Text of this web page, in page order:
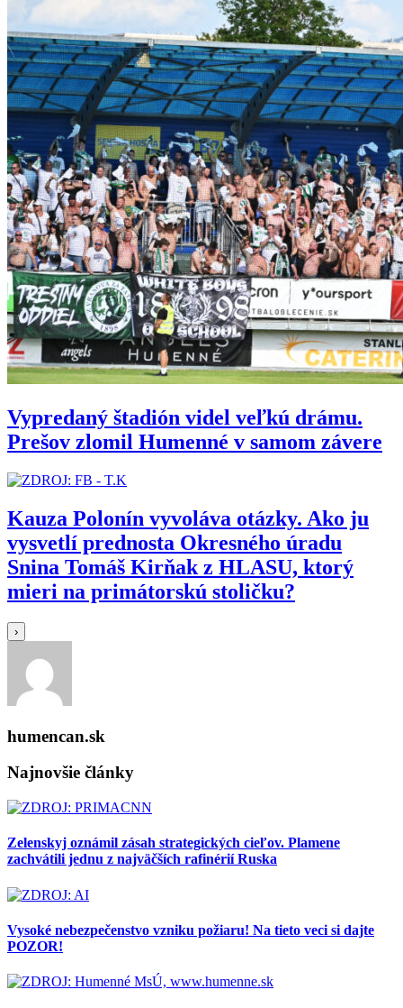
Vypredaný štadión videl veľkú drámu.
Prešov zlomil Humenné v samom závere
Kauza Polonín vyvoláva otázky. Ako ju
vysvetlí prednosta Okresného úradu
Snina Tomáš Kirňak z HLASU, ktorý
mieri na primátorskú stoličku?
›
humencan.sk
Najnovšie články
Zelenskyj oznámil zásah strategických cieľov. Plamene
zachvátili jednu z najväčších rafinérií Ruska
Vysoké nebezpečenstvo vzniku požiaru! Na tieto veci si dajte
POZOR!